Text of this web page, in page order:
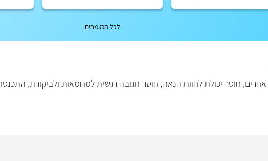
לכל המומחים
חוסר יכולת לחוות הנאה, חוסר תגובה רגשית למחמאות ולביקורת,